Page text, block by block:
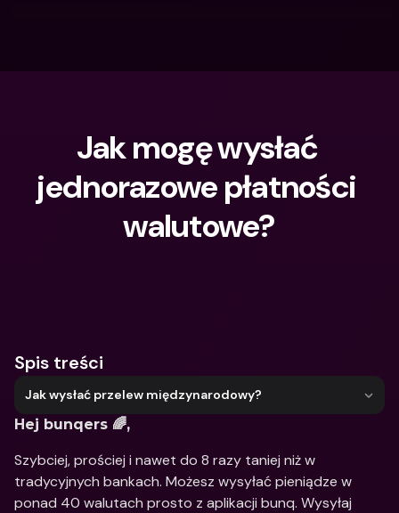
Jak mogę wysłać
jednorazowe płatności
walutowe?
Spis treści
Jak wysłać przelew międzynarodowy?
Hej bunqers 🌈,
Szybciej, prościej i nawet do 8 razy taniej niż w
tradycyjnych bankach. Możesz wysyłać pieniądze w
ponad 40 walutach prosto z aplikacji bunq. Wysyłaj